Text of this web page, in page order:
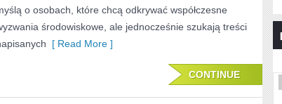
o osobach, które chcą odkrywać współczesne
środowiskowe, ale jednocześnie szukają treści
[ Read More ]
CONTINUE